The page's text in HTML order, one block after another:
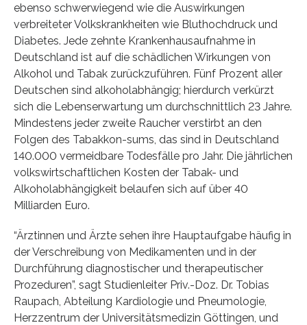
ebenso schwerwiegend wie die Auswirkungen
verbreiteter Volkskrankheiten wie Bluthochdruck und
Diabetes. Jede zehnte Krankenhausaufnahme in
Deutschland ist auf die schädlichen Wirkungen von
Alkohol und Tabak zurückzuführen. Fünf Prozent aller
Deutschen sind alkoholabhängig; hierdurch verkürzt
sich die Lebenserwartung um durchschnittlich 23 Jahre.
Mindestens jeder zweite Raucher verstirbt an den
Folgen des Tabakkon-sums, das sind in Deutschland
140.000 vermeidbare Todesfälle pro Jahr. Die jährlichen
volkswirtschaftlichen Kosten der Tabak- und
Alkoholabhängigkeit belaufen sich auf über 40
Milliarden Euro.
“Ärztinnen und Ärzte sehen ihre Hauptaufgabe häufig in
der Verschreibung von Medikamenten und in der
Durchführung diagnostischer und therapeutischer
Prozeduren”, sagt Studienleiter Priv.-Doz. Dr. Tobias
Raupach, Abteilung Kardiologie und Pneumologie,
Herzzentrum der Universitätsmedizin Göttingen, und